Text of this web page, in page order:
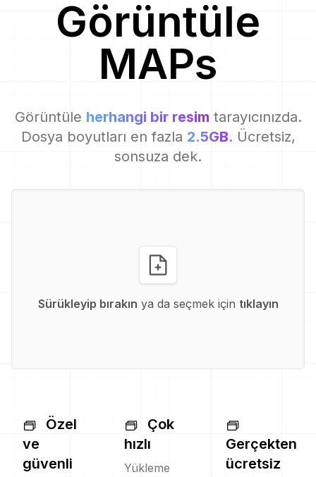
Görüntüle
MAPs
Görüntüle herhangi bir resim tarayıcınızda.
Dosya boyutları en fazla 2.5GB. Ücretsiz,
sonsuza dek.
Sürükleyip bırakın ya da seçmek için tıklayın
Özel
ve
güvenli
Çok
hızlı
Yükleme
Gerçekten
ücretsiz